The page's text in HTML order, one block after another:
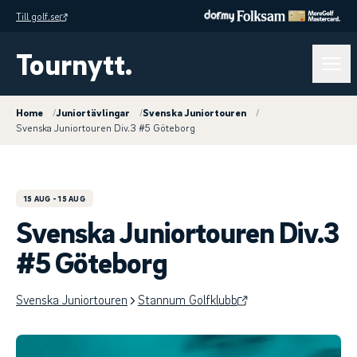
Till golf.se
Tournytt.
Home /Juniortävlingar /Svenska Juniortouren
/
Svenska Juniortouren Div.3 #5 Göteborg
15 AUG - 15 AUG
Svenska Juniortouren Div.3
#5 Göteborg
Svenska Juniortouren Stannum Golfklubb